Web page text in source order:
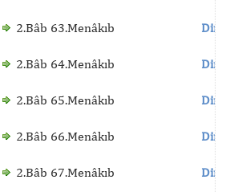
2.Bâb 63.Menâkıb
2.Bâb 64.Menâkıb
2.Bâb 65.Menâkıb
2.Bâb 66.Menâkıb
2.Bâb 67.Menâkıb